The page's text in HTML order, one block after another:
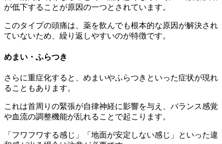
が低下することが原因の一つとされています。
このタイプの頭痛は、薬を飲んでも根本的な原因が解決され
ていないため、繰り返しやすいのが特徴です。
めまい・ふらつき
さらに重症化すると、めまいやふらつきといった症状が現れ
ることもあります。
これは首周りの緊張が自律神経に影響を与え、バランス感覚
や血流の調整機能が乱れることで起こります。
「フワフワする感じ」「地面が安定しない感じ」といった違